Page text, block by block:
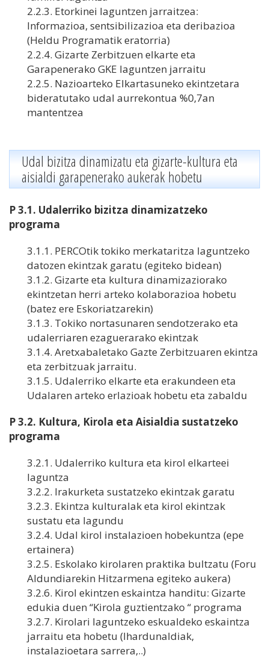
2.2.3. Etorkinei laguntzen jarraitzea:
Informazioa, sentsibilizazioa eta deribazioa
(Heldu Programatik eratorria)
2.2.4. Gizarte Zerbitzuen elkarte eta
Garapenerako GKE laguntzen jarraitu
2.2.5. Nazioarteko Elkartasuneko ekintzetara
bideratutako udal aurrekontua %0,7an
mantentzea
Udal bizitza dinamizatu eta gizarte-kultura eta
aisialdi garapenerako aukerak hobetu
P 3.1. Udalerriko bizitza dinamizatzeko
programa
3.1.1. PERCOtik tokiko merkataritza laguntzeko
datozen ekintzak garatu (egiteko bidean)
3.1.2. Gizarte eta kultura dinamizaziorako
ekintzetan herri arteko kolaborazioa hobetu
(batez ere Eskoriatzarekin)
3.1.3. Tokiko nortasunaren sendotzerako eta
udalerriaren ezaguerarako ekintzak
3.1.4. Aretxabaletako Gazte Zerbitzuaren ekintza
eta zerbitzuak jarraitu.
3.1.5. Udalerriko elkarte eta erakundeen eta
Udalaren arteko erlazioak hobetu eta zabaldu
P 3.2. Kultura, Kirola eta Aisialdia sustatzeko
programa
3.2.1. Udalerriko kultura eta kirol elkarteei
laguntza
3.2.2. Irakurketa sustatzeko ekintzak garatu
3.2.3. Ekintza kulturalak eta kirol ekintzak
sustatu eta lagundu
3.2.4. Udal kirol instalazioen hobekuntza (epe
ertainera)
3.2.5. Eskolako kirolaren praktika bultzatu (Foru
Aldundiarekin Hitzarmena egiteko aukera)
3.2.6. Kirol ekintzen eskaintza handitu: Gizarte
edukia duen “Kirola guztientzako “ programa
3.2.7. Kirolari laguntzeko eskualdeko eskaintza
jarraitu eta hobetu (Ihardunaldiak,
instalazioetara sarrera,..)